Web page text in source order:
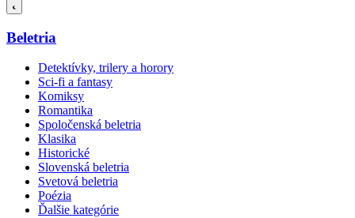
Beletria
Detektívky, trilery a horory
Sci-fi a fantasy
Komiksy
Romantika
Spoločenská beletria
Klasika
Historické
Slovenská beletria
Svetová beletria
Poézia
Ďalšie kategórie